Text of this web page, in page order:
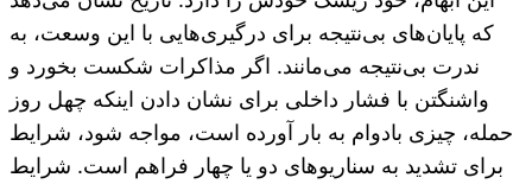
که پایان‌های بی‌نتیجه برای درگیری‌هایی با این وسعت، به
ندرت بی‌نتیجه می‌مانند. اگر مذاکرات شکست بخورد و
واشنگتن با فشار داخلی برای نشان دادن اینکه چهل روز
حمله، چیزی بادوام به بار آورده است، مواجه شود، شرایط
برای تشدید به سناریوهای دو یا چهار فراهم است. شرایط